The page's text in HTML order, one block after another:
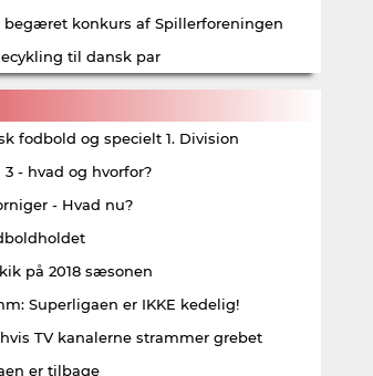
begæret konkurs af Spillerforeningen
til dansk par
fodbold og specielt 1. Division
3 - hvad og hvorfor?
- Hvad nu?
på 2018 sæsonen
Superligaen er IKKE kedelig!
TV kanalerne strammer grebet
er tilbage